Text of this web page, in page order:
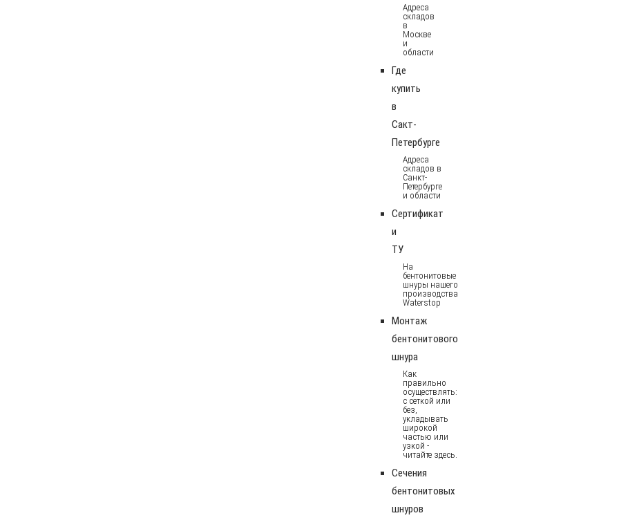
Адреса
складов
в
Москве
и
области
Где
купить
в
Сакт-
Петербурге
Адреса
складов в
Санкт-
Петербурге
и области
Сертификат
и
ТУ
На
бентонитовые
шнуры нашего
производства
Waterstop
Монтаж
бентонитового
шнура
Как
правильно
осуществлять:
с сеткой или
без,
укладывать
широкой
частью или
узкой -
читайте здесь.
Сечения
бентонитовых
шнуров